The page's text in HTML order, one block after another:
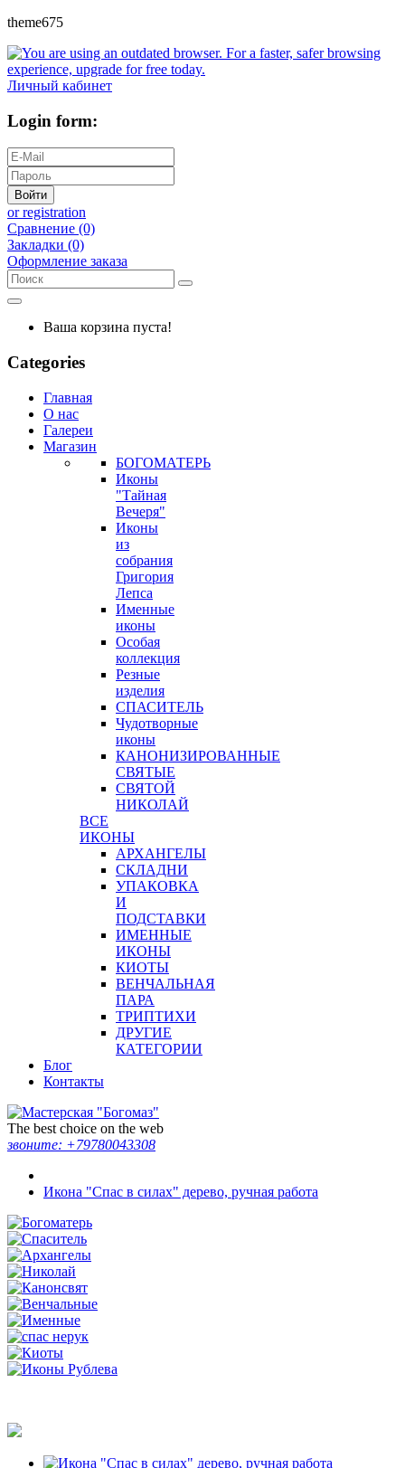
theme675
Личный кабинет
Login form:
Войти
or registration
Сравнение (0)
Закладки (0)
Оформление заказа
Ваша корзина пуста!
Categories
Главная
О нас
Галереи
Магазин
БОГОМАТЕРЬ
Иконы
"Тайная
Вечеря"
Иконы
из
собрания
Григория
Лепса
Именные
иконы
Особая
коллекция
Резные
изделия
СПАСИТЕЛЬ
Чудотворные
иконы
КАНОНИЗИРОВАННЫЕ
СВЯТЫЕ
СВЯТОЙ
НИКОЛАЙ
ВСЕ
ИКОНЫ
АРХАНГЕЛЫ
СКЛАДНИ
УПАКОВКА
И
ПОДСТАВКИ
ИМЕННЫЕ
ИКОНЫ
КИОТЫ
ВЕНЧАЛЬНАЯ
ПАРА
ТРИПТИХИ
ДРУГИЕ
КАТЕГОРИИ
Блог
Контакты
The best choice on the web
звоните: +79780043308
Икона "Спас в силах" дерево, ручная работа